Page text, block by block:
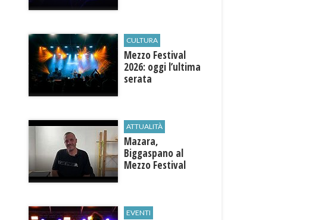
CULTURA
Mezzo Festival
2026: oggi l’ultima
serata
ATTUALITÀ
Mazara,
Biggaspano al
Mezzo Festival
EVENTI